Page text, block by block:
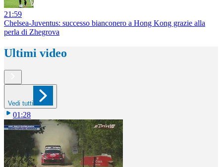
21:59
Chelsea-Juventus: successo bianconero a Hong Kong grazie alla
perla di Zhegrova
Ultimi video
Vedi tutti
01:28